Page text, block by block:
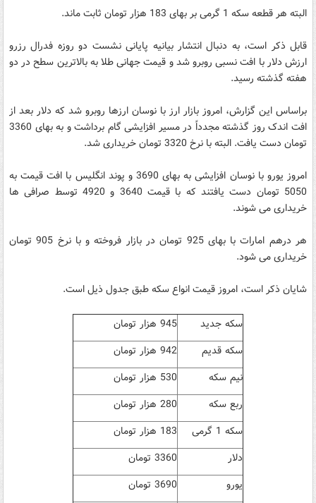
البته هر قطعه سکه 1 گرمی بر بهای 183 هزار تومان ثابت ماند.
قابل ذکر است، به دنبال انتشار بیانیه پایانی نشست دو روزه فدرال رزرو
ارزش دلار با افت نسبی روبرو شد و قیمت جهانی طلا به بالاترین سطح در دو
هفته گذشته رسید.
براساس این گزارش، امروز بازار ارز با نوسان ارزها روبرو شد که دلار بعد از
افت اندک روز گذشته مجدداً در مسیر افزایشی گام برداشت و به بهای 3360
تومان دست یافت. البته با نرخ 3320 تومان خریداری شد.
امروز یورو با نوسان افزایشی به بهای 3690 و پوند انگلیس با افت قیمت به
5050 تومان دست یافتند که با قیمت 3640 و 4920 توسط صرافی ها
خریداری می شوند.
هر درهم امارات با بهای 925 تومان در بازار فروخته و با نرخ 905 تومان
خریداری می شود.
شایان ذکر است، امروز قیمت انواع سکه طبق جدول ذیل است.
سکه جدید
945 هزار تومان
سکه قدیم
942 هزار تومان
نیم سکه
530 هزار تومان
ربع سکه
280 هزار تومان
سکه 1 گرمی
183 هزار تومان
دلار
3360 تومان
یورو
3690 تومان